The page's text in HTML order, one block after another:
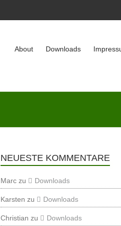
About Downloads
NEUESTE KOMMENTARE
Marc zu Downloads
Karsten zu Downloads
Christian zu Downloads